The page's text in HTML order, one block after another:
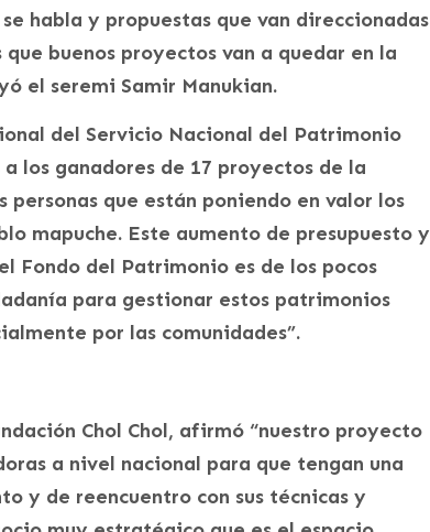
habla y propuestas que van direccionadas
buenos proyectos van a quedar en la
el seremi Samir Manukian.
del Servicio Nacional del Patrimonio
los ganadores de 17 proyectos de la
que están poniendo en valor los
mapuche. Este aumento de presupuesto y
Fondo del Patrimonio es de los pocos
para gestionar estos patrimonios
por las comunidades”.
Chol Chol, afirmó “nuestro proyecto
a nivel nacional para que tengan una
y de reencuentro con sus técnicas y